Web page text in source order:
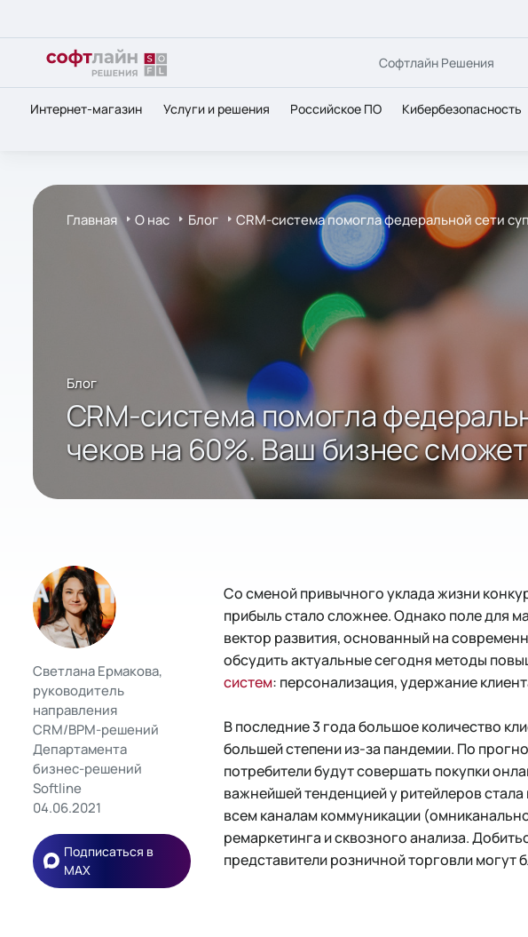
Софтлайн Решения
Интернет-магазин Услуги и решения Российское ПО Кибербезопасность
Главная О нас Блог CRM-система помогла федеральной сети
Блог
CRM-система помогла
чеков на 60%. Ваш бизнес
Светлана Ермакова,
руководитель
направления
CRM/BPM-решений
Департамента
бизнес-решений
Softline
04.06.2021
Подписаться в
MAX
Со сменой привычного уклада жизни
прибыль стало сложнее. Однако поле для
вектор развития, основанный на
обсудить актуальные сегодня методы
систем: персонализация, удержание
В последние 3 года большое количество
большей степени из-за пандемии. По
потребители будут совершать покупки
важнейшей тенденцией у ритейлеров
всем каналам коммуникации
ремаркетинга и сквозного анализа.
представители розничной торговли